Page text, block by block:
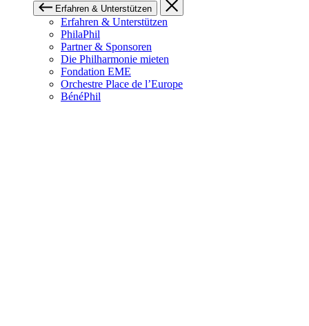
Erfahren & Unterstützen
Erfahren & Unterstützen
PhilaPhil
Partner & Sponsoren
Die Philharmonie mieten
Fondation EME
Orchestre Place de l’Europe
BénéPhil